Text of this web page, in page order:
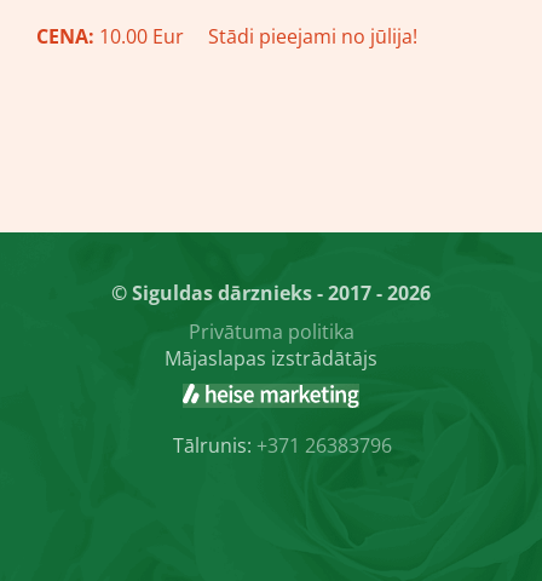
CENA: 10.00 Eur Stādi pieejami no jūlija!
© Siguldas dārznieks - 2017 - 2026
Privātuma politika
Mājaslapas izstrādātājs
Tālrunis: +371 26383796